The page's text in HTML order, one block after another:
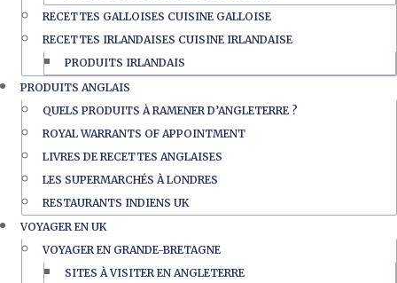
RECETTES GALLOISES CUISINE GALLOISE
RECETTES IRLANDAISES CUISINE IRLANDAISE
PRODUITS IRLANDAIS
PRODUITS ANGLAIS
QUELS PRODUITS À RAMENER D’ANGLETERRE ?
ROYAL WARRANTS OF APPOINTMENT
LIVRES DE RECETTES ANGLAISES
LES SUPERMARCHÉS À LONDRES
RESTAURANTS INDIENS UK
VOYAGER EN UK
VOYAGER EN GRANDE-BRETAGNE
SITES À VISITER EN ANGLETERRE